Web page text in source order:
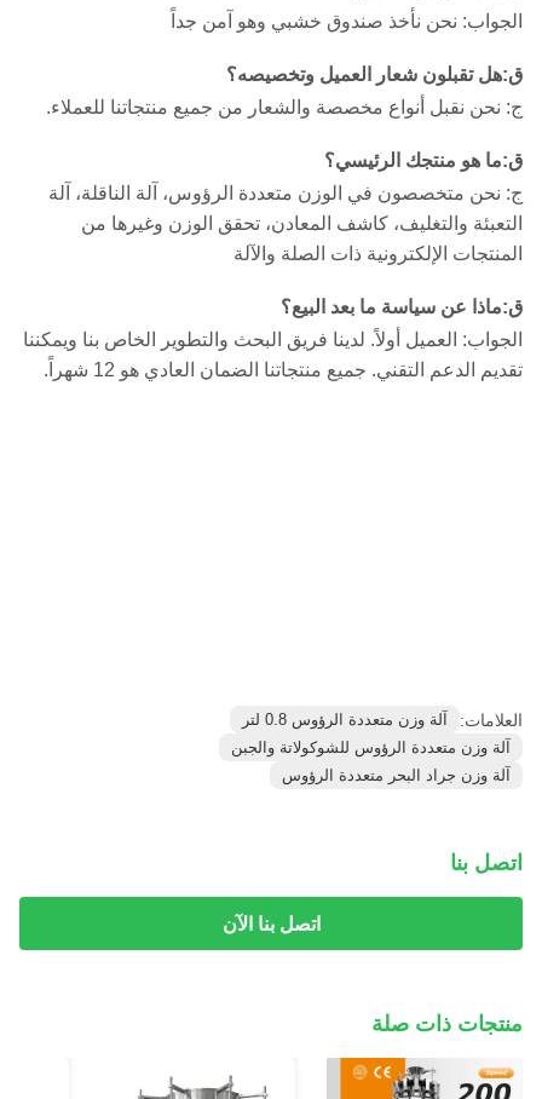
الجواب: نحن نأخذ صندوق خشبي وهو آمن جداً
ق:هل تقبلون شعار العميل وتخصيصه؟
ج: نحن نقبل أنواع مخصصة والشعار من جميع منتجاتنا للعملاء.
ق:ما هو منتجك الرئيسي؟
ج: نحن متخصصون في الوزن متعددة الرؤوس، آلة الناقلة، آلة
التعبئة والتغليف، كاشف المعادن، تحقق الوزن وغيرها من
المنتجات الإلكترونية ذات الصلة والآلة
ق:ماذا عن سياسة ما بعد البيع؟
الجواب: العميل أولاً. لدينا فريق البحث والتطوير الخاص بنا ويمكننا
تقديم الدعم التقني. جميع منتجاتنا الضمان العادي هو 12 شهراً.
العلامات:
آلة وزن متعددة الرؤوس 0.8 لتر
آلة وزن متعددة الرؤوس للشوكولاتة والجبن
آلة وزن جراد البحر متعددة الرؤوس
اتصل بنا
اتصل بنا الآن
منتجات ذات صلة